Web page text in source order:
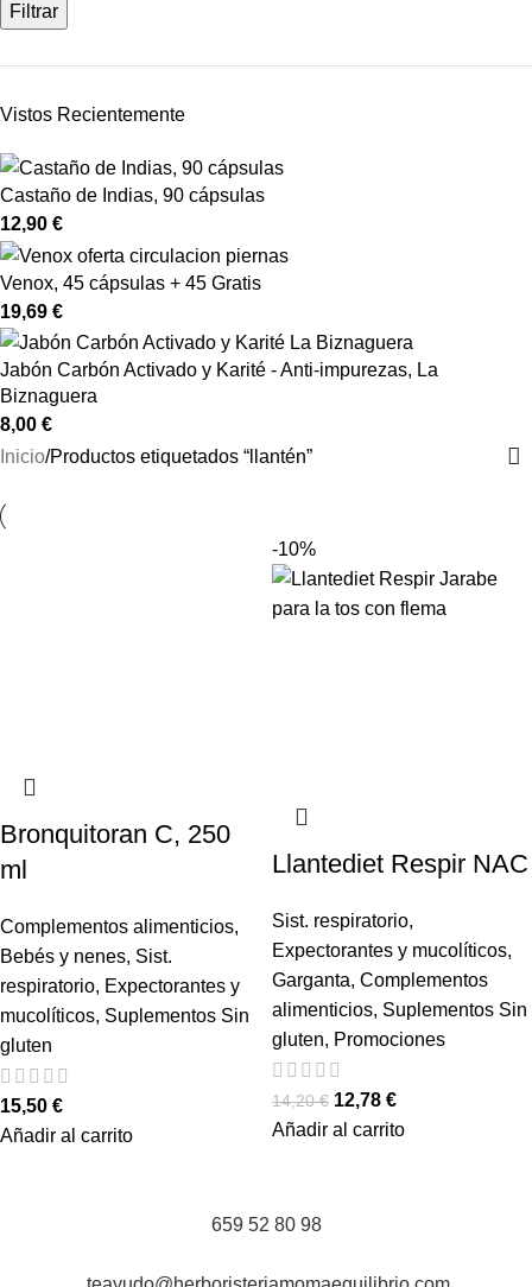
Filtrar
Vistos Recientemente
Castaño de Indias, 90 cápsulas
12,90 €
Venox, 45 cápsulas + 45 Gratis
19,69 €
Jabón Carbón Activado y Karité - Anti-impurezas, La
Biznaguera
8,00 €
Inicio Productos etiquetados “llantén”
Bronquitoran C, 250
ml
Complementos alimenticios,
Bebés y nenes, Sist.
respiratorio, Expectorantes y
mucolíticos, Suplementos Sin
gluten
15,50 €
Añadir al carrito
-10%
Llantediet Respir NAC
Sist. respiratorio,
Expectorantes y mucolíticos,
Garganta, Complementos
alimenticios, Suplementos Sin
gluten, Promociones
14,20€ 12,78 €
Añadir al carrito
659 52 80 98